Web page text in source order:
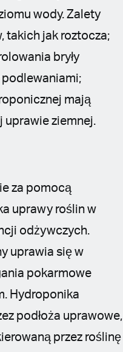
wody. Zalety
takich jak roztocza;
bryły
podlewaniami;
mają
uprawie ziemnej.
za pomocą
uprawy roślin w
odżywczych.
uprawia się w
pokarmowe
Hydroponika
podłoża uprawowe,
przez roślinę